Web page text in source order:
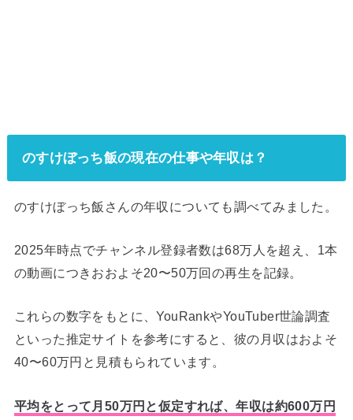
のすけぼっち飯の現在の仕事や年収は？
のすけぼっち飯さんの年収についても調べてみました。
2025年時点でチャンネル登録者数は68万人を超え、1本
の動画につきおおよそ20〜50万回の再生を記録。
これらの数字をもとに、YouRankやYouTuber世論調査
といった推定サイトを参考にすると、彼の月収はおよそ
40〜60万円と見積もられています。
平均をとって月50万円と仮定すれば、年収は約600万円